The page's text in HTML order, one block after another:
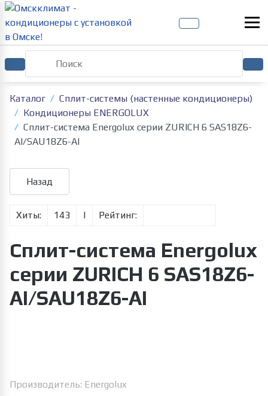
Каталог
Сплит-системы (настенные кондиционеры)
Кондиционеры ENERGOLUX
Сплит-система Energolux серии ZURICH 6 SAS18Z6-
AI/SAU18Z6-AI
Хиты: 143 | Рейтинг:
Сплит-система Energolux
серии ZURICH 6 SAS18Z6-
AI/SAU18Z6-AI
Производитель: Energolux